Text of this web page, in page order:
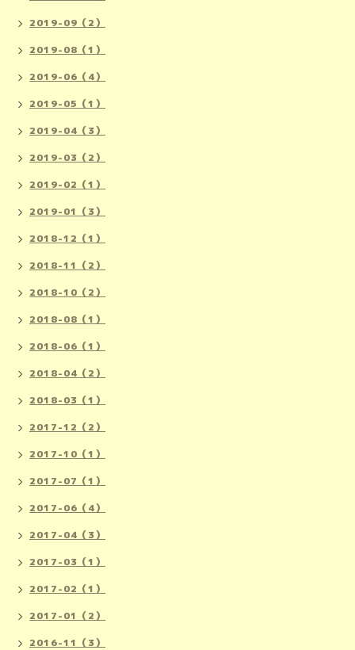
2019-09（2）
2019-08（1）
2019-06（4）
2019-05（1）
2019-04（3）
2019-03（2）
2019-02（1）
2019-01（3）
2018-12（1）
2018-11（2）
2018-10（2）
2018-08（1）
2018-06（1）
2018-04（2）
2018-03（1）
2017-12（2）
2017-10（1）
2017-07（1）
2017-06（4）
2017-04（3）
2017-03（1）
2017-02（1）
2017-01（2）
2016-11（3）